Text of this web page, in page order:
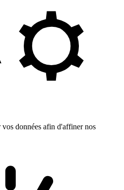
données afin d'affiner nos